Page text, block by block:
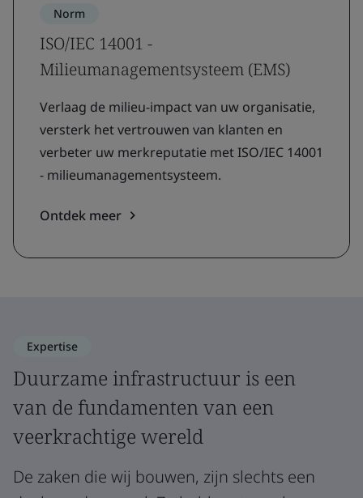
Norm
ISO/IEC 14001 -
Milieumanagementsysteem (EMS)
Verlaag de milieu-impact van uw organisatie,
versterk het vertrouwen van klanten en
verbeter uw merkreputatie met ISO/IEC 14001
- milieumanagementsysteem.
Ontdek meer
Expertise
Duurzame infrastructuur is een
van de fundamenten van een
veerkrachtige wereld
De zaken die wij bouwen, zijn slechts een